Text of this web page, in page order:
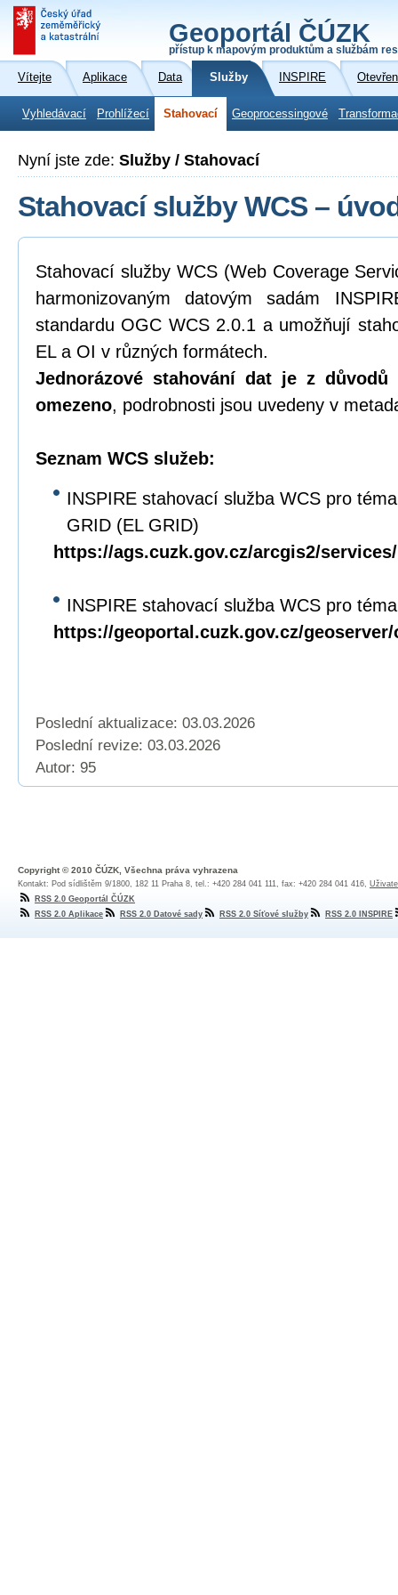
Geoportál ČÚZK
přístup k mapovým produktům a službám
Vítejte Aplikace Data Služby INSPIRE
Vyhledávací Prohlížecí Stahovací Geoprocessingové
Nyní jste zde: Služby / Stahovací
Stahovací služby WCS –
Stahovací služby WCS (Web Coverage
harmonizovaným datovým sadám
standardu OGC WCS 2.0.1 a umožňují
EL a OI v různých formátech.
Jednorázové stahování dat je z
omezeno, podrobnosti jsou uvedeny v
Seznam WCS služeb:
INSPIRE stahovací služba WCS pro
GRID (EL GRID)
https://ags.cuzk.gov.cz/arcgis2/
INSPIRE stahovací služba WCS pro
https://geoportal.cuzk.gov.cz/
Poslední aktualizace: 03.03.2026
Poslední revize: 03.03.2026
Autor: 95
Copyright © 2010 ČÚZK, Všechna práva vyhrazena
Kontakt: Pod sídlištěm 9/1800, 182 11 Praha 8, tel.: +420 284 041 111, fax: +420 284 041 416,
RSS 2.0 Geoportál ČÚZK
RSS 2.0 Aplikace
RSS 2.0 Datové sady RSS 2.0 Síťové služby RSS 2.0 INSPIRE